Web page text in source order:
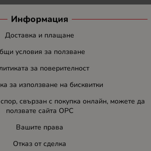
Информация
Доставка и плащане
условия за ползване
за поверителност
за използване на бисквитки
свързан с покупка онлайн, можете да
ползвате сайта ОРС
Вашите права
Отказ от сделка